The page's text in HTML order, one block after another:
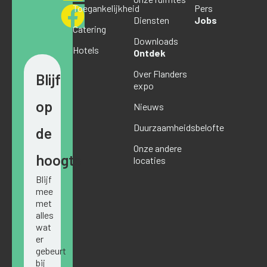
Blijf
op
de
hoogte
Blijf
mee
met
alles
wat
er
gebeurt
bij
Toegankelijkheid
Catering
Hotels
Diensten
Downloads
Ontdek
Over Flanders
expo
Nieuws
Duurzaamheidsbelofte
Onze andere
locaties
Pers
Jobs